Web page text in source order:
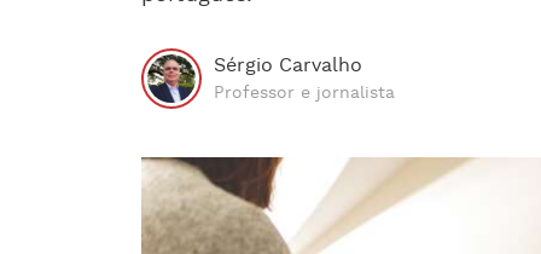
Sérgio Carvalho
Professor e jornalista